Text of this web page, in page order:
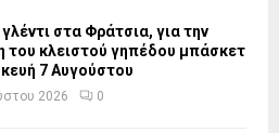
γλέντι στα Φράτσια, για την
του κλειστού γηπέδου μπάσκετ
7 Αυγούστου
2026 0